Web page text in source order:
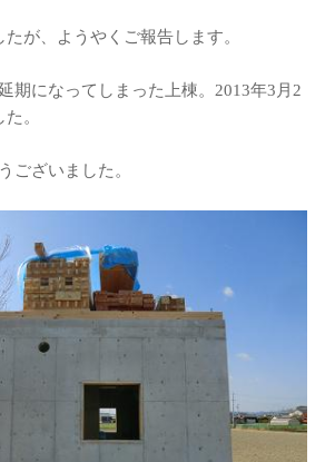
が、ようやくご報告します。
期になってしまった上棟。2013年3月2
。
ございました。